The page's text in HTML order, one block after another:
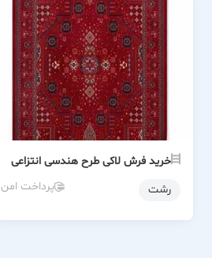
خرید فرش لاکی طرح هندسی انتزاعی
رشت
پرداخت امن